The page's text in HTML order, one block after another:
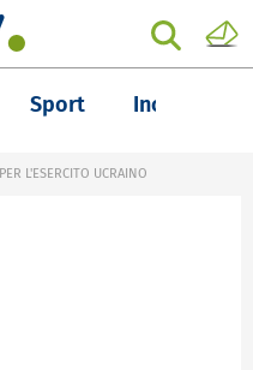
Sport Inchieste
L'ESERCITO UCRAINO